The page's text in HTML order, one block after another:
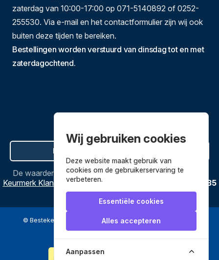
zaterdag van 10:00-17:00 op 071-5140892 of 0252-
255530. Via e-mail en het contactformulier zijn wij ook
buiten deze tijden te bereiken.
Bestellingen worden verstuurd van dinsdag tot en met
zaterdagochtend.
Hier de overeenkomst ontbinden
De waardering vanBestekenpannen.nlbijWebwinkel
Keurmerk Klantbeoordelingen
3635
reviews.
© Bestekenpannen.nl 2026 een webshop van
Wij gebruiken cookies
Deze website maakt gebruik van
cookies om de gebruikerservaring te
verbeteren.
Essentiële cookies
Alles accepteren
Aanpassen